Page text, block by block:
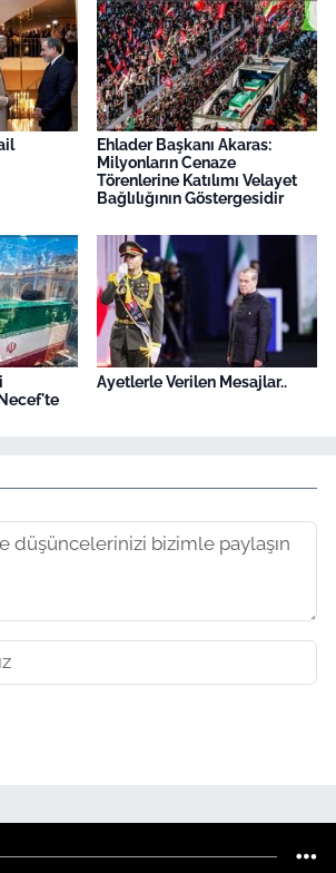
Ehlader Başkanı Akaras:
Milyonların Cenaze
Törenlerine Katılımı Velayet
Bağlılığının Göstergesidir
Ayetlerle Verilen Mesajlar..